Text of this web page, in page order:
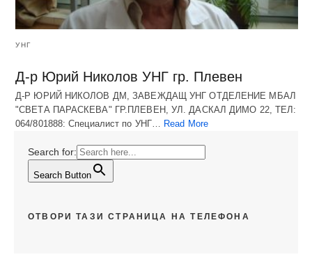
УНГ
Д-р Юрий Николов УНГ гр. Плевен
Д-Р ЮРИЙ НИКОЛОВ ДМ, ЗАВЕЖДАЩ УНГ ОТДЕЛЕНИЕ МБАЛ
"СВЕТА ПАРАСКЕВА" ГР.ПЛЕВЕН, УЛ. ДАСКАЛ ДИМО 22, ТЕЛ:
064/801888: Специалист по УНГ… Read More
Search for:
Search Button
ОТВОРИ ТАЗИ СТРАНИЦА НА ТЕЛЕФОНА